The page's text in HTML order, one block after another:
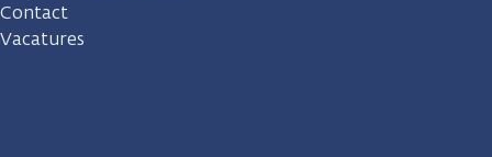
Contact
Vacatures